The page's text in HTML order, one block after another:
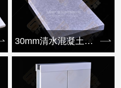
30mm清水混凝土挂板